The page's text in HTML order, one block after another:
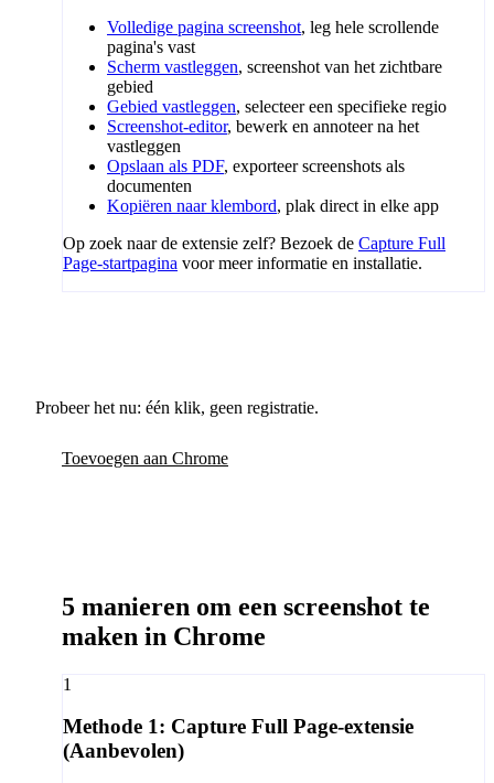
Volledige pagina screenshot, leg hele scrollende
pagina's vast
Scherm vastleggen, screenshot van het zichtbare
gebied
Gebied vastleggen, selecteer een specifieke regio
Screenshot-editor, bewerk en annoteer na het
vastleggen
Opslaan als PDF, exporteer screenshots als
documenten
Kopiëren naar klembord, plak direct in elke app
Op zoek naar de extensie zelf? Bezoek de Capture Full
Page-startpagina voor meer informatie en installatie.
Probeer het nu: één klik, geen registratie.
Toevoegen aan Chrome
5 manieren om een screenshot te
maken in Chrome
1
Methode 1: Capture Full Page-extensie
(Aanbevolen)